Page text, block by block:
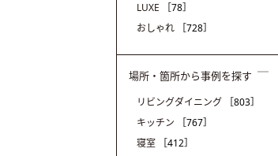
LUXE
［78］
おしゃれ
［728］
場所・箇所から事例を探す
リビングダイニング
［803］
キッチン
［767］
寝室
［412］